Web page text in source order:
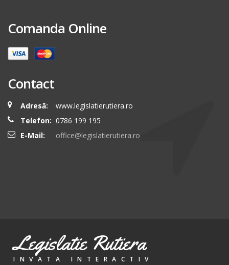
Comanda Online
Contact
Adresă:
www.legislatierutiera.ro
Telefon: 0786 199 195
E-Mail:
office@legislatierutiera.ro
Legislatie Rutiera
INVATA INTERACTIV